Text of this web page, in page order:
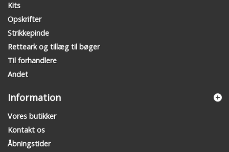
Kits
Opskrifter
Strikkepinde
Retteark og tillæg til bøger
Til forhandlere
Andet
Information
Vores butikker
Kontakt os
Åbningstider